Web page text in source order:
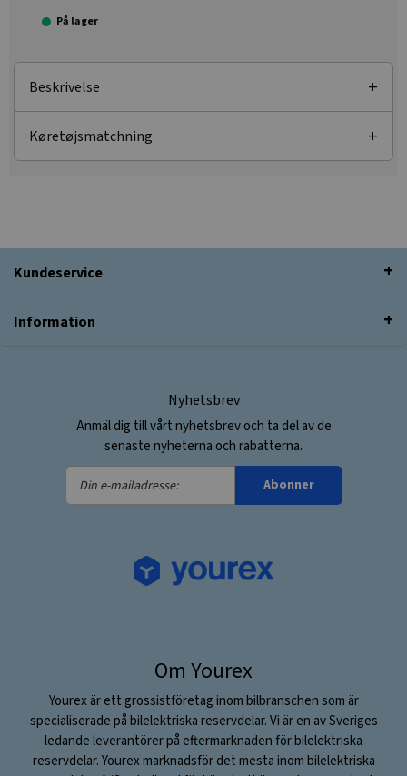
På lager
Beskrivelse
Køretøjsmatchning
Kundeservice
Information
Nyhetsbrev
Anmäl dig till vårt nyhetsbrev och ta del av de
senaste nyheterna och rabatterna.
Din
e-
Abonner
Om Yourex
Yourex är ett grossistföretag inom bilbranschen som är
specialiserade på bilelektriska reservdelar. Vi är en av Sveriges
ledande leverantörer på eftermarknaden för bilelektriska
reservdelar. Yourex marknadsför det mesta inom bilelektriska